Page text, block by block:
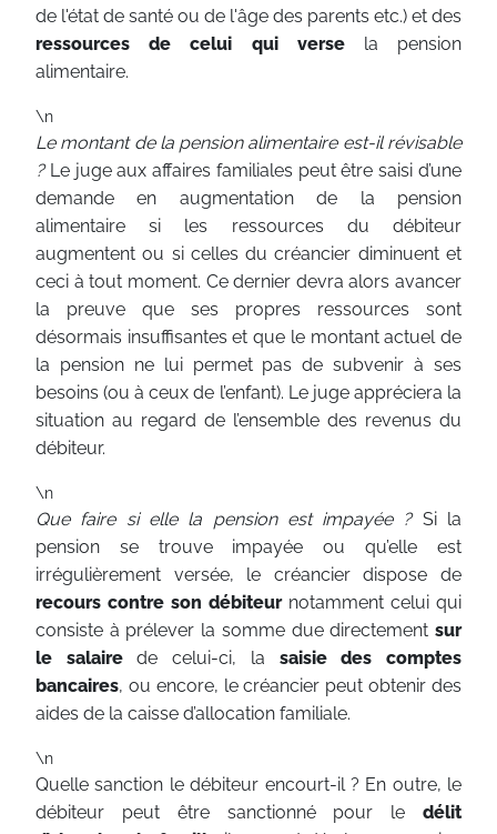
de l'état de santé ou de l'âge des parents etc.) et des
ressources de celui qui versela pension
alimentaire.
\n
Le montant de la pension alimentaire est-il révisable
?Le juge aux affaires familiales peut être saisi d’une
demande en augmentation de la pension
alimentaire si les ressources du débiteur
augmentent ou si celles du créancier diminuent et
ceci à tout moment. Ce dernier devra alors avancer
la preuve que ses propres ressources sont
désormais insuffisantes et que le montant actuel de
la pension ne lui permet pas de subvenir à ses
besoins (ou à ceux de l’enfant). Le juge appréciera la
situation au regard de l’ensemble des revenus du
débiteur.
\n
Que faire si elle la pension est impayée ? Si la
pension se trouve impayée ou qu’elle est
irrégulièrement versée, le créancier dispose de
recours contre son débiteurnotamment celui qui
consiste à prélever la somme due directement sur
le salairede celui-ci, la saisie des comptes
bancaires, ou encore, le créancier peut obtenir des
aides de la caisse d’allocation familiale.
\n
Quelle sanction le débiteur encourt-il ? En outre, le
débiteur peut être sanctionné pour le délit